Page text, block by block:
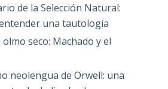
de la Selección Natural:
una tautología
seco: Machado y el
neolengua de Orwell: una